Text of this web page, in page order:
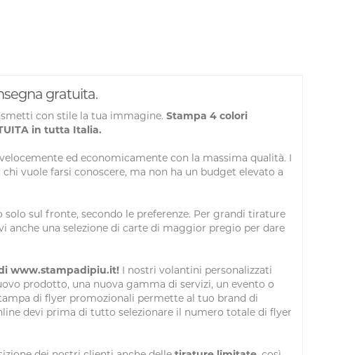
gratuita.
con stile la tua immagine. Stampa 4 colori
in tutta Italia.
ed economicamente con la massima qualità. I
vuole farsi conoscere, ma non ha un budget elevato a
sul fronte, secondo le preferenze. Per grandi tirature
anche una selezione di carte di maggior pregio per dare
www.stampadipiu.it! I nostri volantini personalizzati
prodotto, una nuova gamma di servizi, un evento o
di flyer promozionali permette al tuo brand di
devi prima di tutto selezionare il numero totale di flyer